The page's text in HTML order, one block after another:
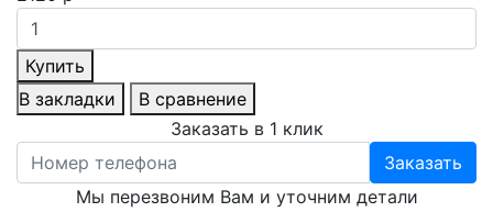
Купить
В закладки
В сравнение
Заказать в 1 клик
Заказать
Мы перезвоним Вам и уточним детали